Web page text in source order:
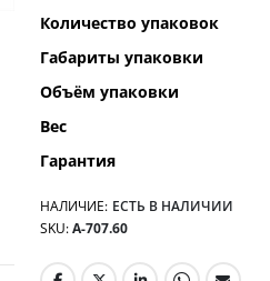
Количество упаковок
Габариты упаковки
Объём упаковки
Вес
Гарантия
НАЛИЧИЕ: ЕСТЬ В НАЛИЧИИ
SKU А-707.60